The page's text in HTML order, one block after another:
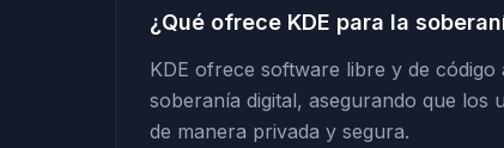
¿Qué ofrece KDE para la
KDE ofrece software libre y de
soberanía digital, asegurando que los
de manera privada y segura.